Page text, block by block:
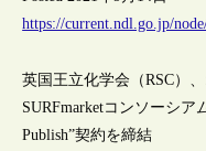
https://current.ndl.go.jp/
英国王立化学会（RSC）
SURFmarketコンソーシア
Publish”契約を締結